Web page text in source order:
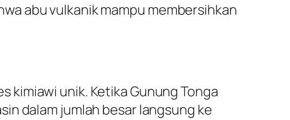
abu vulkanik mampu membersihkan
kimiawi unik. Ketika Gunung Tonga
dalam jumlah besar langsung ke